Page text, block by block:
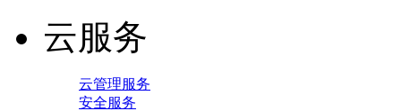
云服务
云管理服务
安全服务